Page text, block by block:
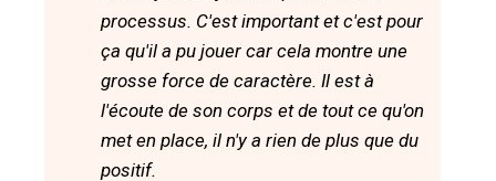
processus. C'est important et c'est pour
ça qu'il a pu jouer car cela montre une
grosse force de caractère. Il est à
l'écoute de son corps et de tout ce qu'on
met en place, il n'y a rien de plus que du
positif.